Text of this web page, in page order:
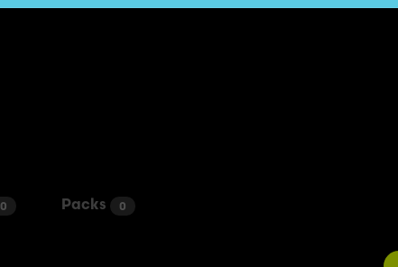
0 Packs 0